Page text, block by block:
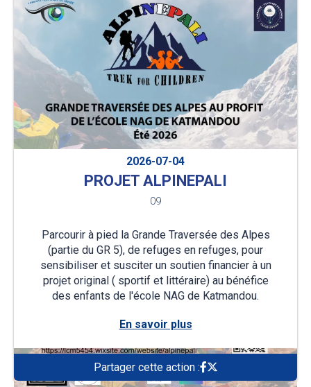
2026-07-04
PROJET ALPINEPALI
09
Parcourir à pied la Grande Traversée des Alpes
(partie du GR 5), de refuges en refuges, pour
sensibiliser et susciter un soutien financier à un
projet original ( sportif et littéraire) au bénéfice
des enfants de l'école NAG de Katmandou.
En savoir plus
Partager cette action :